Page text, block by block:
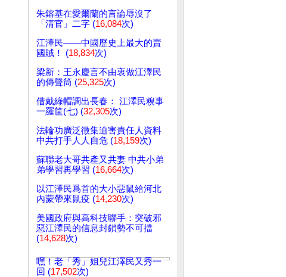
朱鎔基在愛爾蘭的言論辱沒了
「清官」二字 (16,084次)
江澤民——中國歷史上最大的賣
國賊！ (18,834次)
梁新：王永慶言不由衷做江澤民
的傳聲筒 (25,325次)
借戴綠帽調出長春： 江澤民糗事
一羅筐(七) (32,305次)
法輪功廣泛徵集迫害責任人資料
中共打手人人自危 (18,159次)
蘇聯老大哥共產又共妻 中共小弟
弟學習再學習 (16,664次)
以江澤民爲首的大小惡鼠給河北
內蒙帶來鼠疫 (14,230次)
美國政府與高科技聯手：突破邪
惡江澤民的信息封鎖勢不可擋
(14,628次)
嘿！老「秀」姐兒江澤民又秀一
回 (17,502次)